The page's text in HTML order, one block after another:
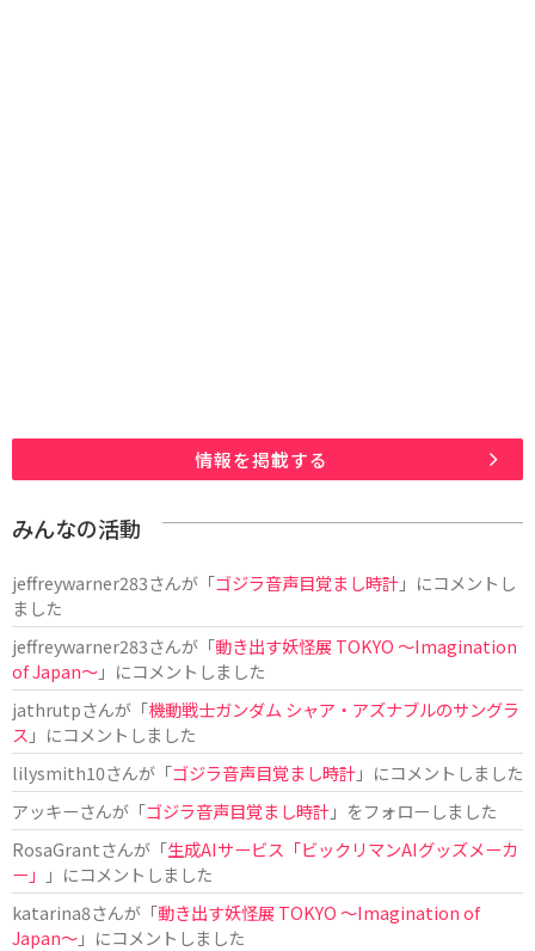
情報を掲載する
みんなの活動
jeffreywarner283さんが「ゴジラ音声目覚まし時計」にコメントし
ました
jeffreywarner283さんが「動き出す妖怪展 TOKYO 〜Imagination
of Japan〜」にコメントしました
jathrutpさんが「機動戦士ガンダム シャア・アズナブルのサングラ
ス 」にコメントしました
lilysmith10さんが「ゴジラ音声目覚まし時計」にコメントしました
アッキーさんが「ゴジラ音声目覚まし時計」をフォローしました
RosaGrantさんが「生成AIサービス「ビックリマンAIグッズメーカ
ー」
」にコメントしました
katarina8さんが「動き出す妖怪展 TOKYO 〜Imagination of
Japan〜」にコメントしました